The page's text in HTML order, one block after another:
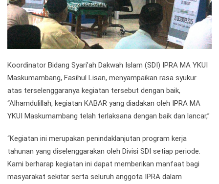
Koordinator Bidang Syari’ah Dakwah Islam (SDI) IPRA MA YKUI
Maskumambang, Fasihul Lisan, menyampaikan rasa syukur
atas terselenggaranya kegiatan tersebut dengan baik,
“Alhamdulillah, kegiatan KABAR yang diadakan oleh IPRA MA
YKUI Maskumambang telah terlaksana dengan baik dan lancar,”
“Kegiatan ini merupakan penindaklanjutan program kerja
tahunan yang diselenggarakan oleh Divisi SDI setiap periode.
Kami berharap kegiatan ini dapat memberikan manfaat bagi
masyarakat sekitar serta seluruh anggota IPRA dalam